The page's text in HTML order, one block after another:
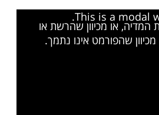
התחברו לכל